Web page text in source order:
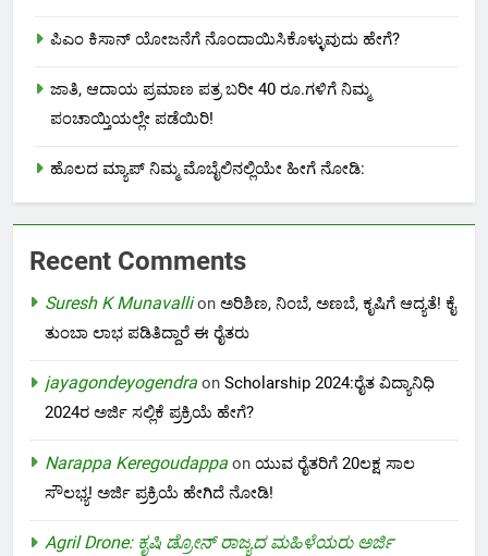
ಪಿಎಂ ಕಿಸಾನ್ ಯೋಜನೆಗೆ ನೊಂದಾಯಿಸಿಕೊಳ್ಳುವುದು ಹೇಗೆ?
ಜಾತಿ, ಆದಾಯ ಪ್ರಮಾಣ ಪತ್ರ ಬರೀ 40 ರೂ.ಗಳಿಗೆ ನಿಮ್ಮ
ಪಂಚಾಯ್ತಿಯಲ್ಲೇ ಪಡೆಯಿರಿ!
ಹೊಲದ ಮ್ಯಾಪ್ ನಿಮ್ಮ ಮೊಬೈಲಿನಲ್ಲಿಯೇ ಹೀಗೆ ನೋಡಿ:
Recent Comments
Suresh K Munavallion ಅರಿಶಿಣ, ನಿಂಬೆ, ಅಣಬೆ, ಕೃಷಿಗೆ ಆದ್ಯತೆ! ಕೈ
ತುಂಬಾ ಲಾಭ ಪಡಿತಿದ್ದಾರೆ ಈ ರೈತರು
jayagondeyogendra on Scholarship 2024:ರೈತ ವಿದ್ಯಾನಿಧಿ
2024ರ ಅರ್ಜಿ ಸಲ್ಲಿಕೆ ಪ್ರಕ್ರಿಯೆ ಹೇಗೆ?
Narappa Keregoudappa on ಯುವ ರೈತರಿಗೆ 20ಲಕ್ಷ ಸಾಲ
ಸೌಲಭ್ಯ! ಅರ್ಜಿ ಪ್ರಕ್ರಿಯೆ ಹೇಗಿದೆ ನೋಡಿ!
Agril Drone: ಕೃಷಿ ಡ್ರೋನ್ ರಾಜ್ಯದ ಮಹಿಳೆಯರು ಅರ್ಜಿ